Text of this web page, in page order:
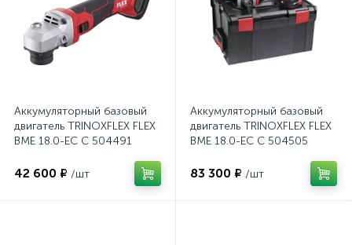
Аккумуляторный базовый
двигатель TRINOXFLEX FLEX
BME 18.0-EC C 504491
42 600 ₽ /шт
Аккумуляторный базовый
двигатель TRINOXFLEX FLEX
BME 18.0-EC C 504505
83 300 ₽ /шт